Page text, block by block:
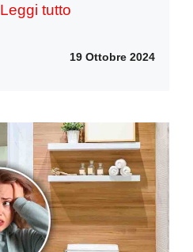
Leggi tutto
19 Ottobre 2024